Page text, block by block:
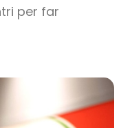
per far